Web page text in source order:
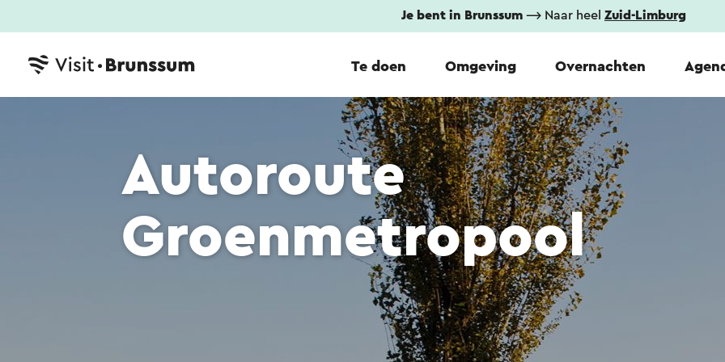
Je bent in Brunssum ⟶ Naar heel Zuid-Limburg
Te doen Omgeving Overnachten
Autoroute
Groenmetropool